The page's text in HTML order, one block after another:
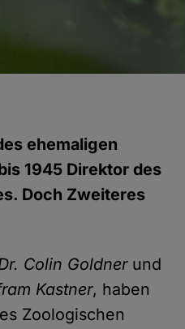
ehemaligen
1945 Direktor des
Doch Zweiteres
Colin Goldnerund
Kastner, haben
Zoologischen